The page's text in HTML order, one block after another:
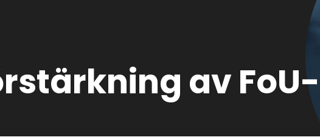
av